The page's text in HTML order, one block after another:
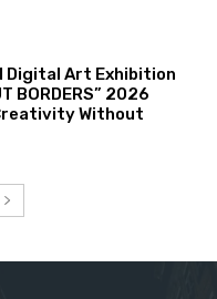
Digital Art Exhibition
BORDERS” 2026
Without